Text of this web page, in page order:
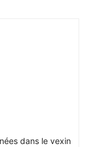
dans le vexin